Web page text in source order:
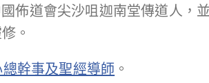
佈道會尖沙咀迦南堂傳道人，
。
幹事及聖經導師 。